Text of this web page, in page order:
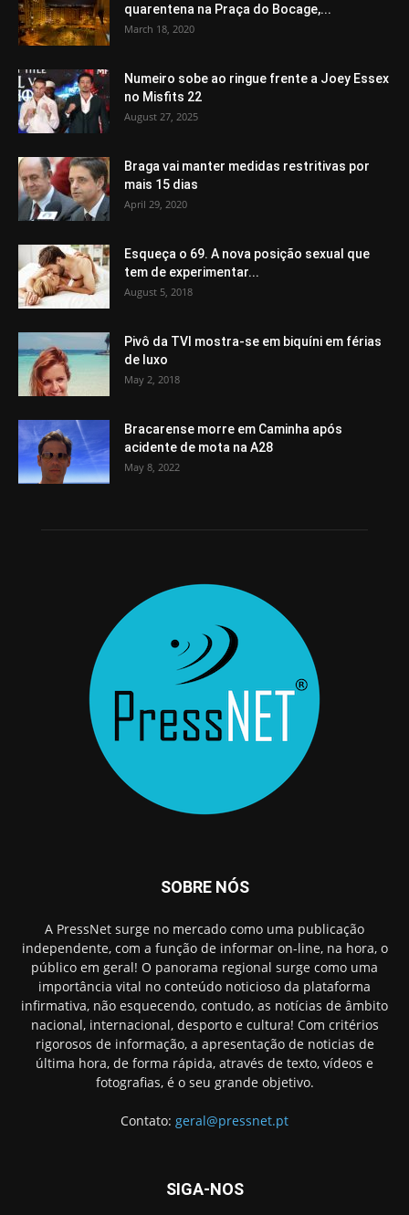
quarentena na Praça do Bocage,...
March 18, 2020
Numeiro sobe ao ringue frente a Joey Essex
no Misfits 22
August 27, 2025
Braga vai manter medidas restritivas por
mais 15 dias
April 29, 2020
Esqueça o 69. A nova posição sexual que
tem de experimentar...
August 5, 2018
Pivô da TVI mostra-se em biquíni em férias
de luxo
May 2, 2018
Bracarense morre em Caminha após
acidente de mota na A28
May 8, 2022
SOBRE NÓS
A PressNet surge no mercado como uma publicação
independente, com a função de informar on-line, na hora, o
público em geral! O panorama regional surge como uma
importância vital no conteúdo noticioso da plataforma
infirmativa, não esquecendo, contudo, as notícias de âmbito
nacional, internacional, desporto e cultura! Com critérios
rigorosos de informação, a apresentação de noticias de
última hora, de forma rápida, através de texto, vídeos e
fotografias, é o seu grande objetivo.
Contato: geral@pressnet.pt
SIGA-NOS